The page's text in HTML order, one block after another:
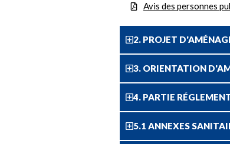
Avis des personnes
2. PROJET
3. ORIENTATION
4. PARTIE
5.1 ANNEXES